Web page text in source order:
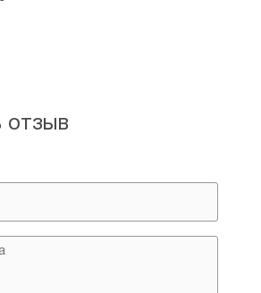
отзыв